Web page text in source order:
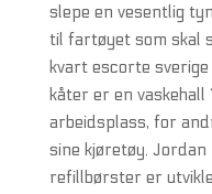
slepe en vesentlig
til fartøyet som skal
kvart escorte
kåter er en
arbeidsplass, for
sine kjøretøy.
refillbørster er